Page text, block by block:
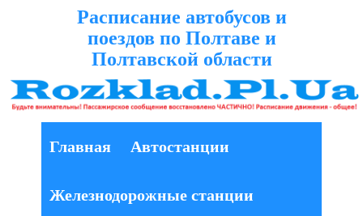
Расписание автобусов и
поездов по Полтаве и
Полтавской области
Главная Автостанции
Железнодорожные станции